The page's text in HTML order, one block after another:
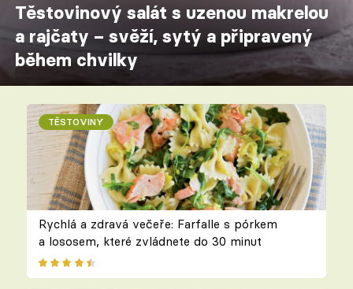
Těstovinový salát s uzenou makrelou
a rajčaty – svěží, sytý a připravený
během chvilky
TĚSTOVINY
Rychlá a zdravá večeře: Farfalle s pórkem
a lososem, které zvládnete do 30 minut